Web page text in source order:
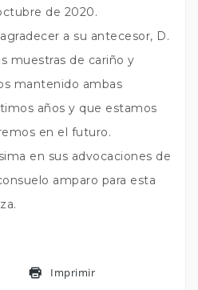
de 2020.
a su antecesor, D.
muestras de cariño y
mantenido ambas
años y que estamos
en el futuro.
en sus advocaciones de
amparo para esta
Imprimir